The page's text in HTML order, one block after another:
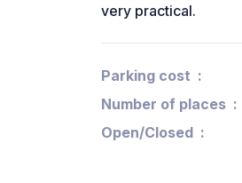
very practical.
Parking cost
Number of places
Open/Closed